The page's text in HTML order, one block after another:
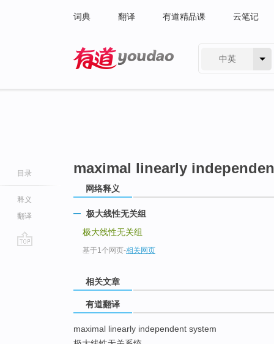
词典 翻译 有道精品课 云笔记
中英
目录
释义
翻译
maximal linearly
网络释义
极大线性无关组
极大线性无关组
基于1个网页-相关网页
相关文章
有道翻译
maximal linearly independent system